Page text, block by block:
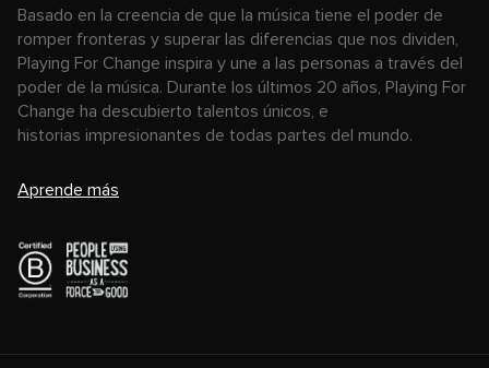
Basado en la creencia de que la música tiene el poder de
romper fronteras y superar las diferencias que nos dividen,
Playing For Change inspira y une a las personas a través del
poder de la música. Durante los últimos 20 años, Playing For
Change ha descubierto talentos únicos, e
historias impresionantes de todas partes del mundo.
Aprende más